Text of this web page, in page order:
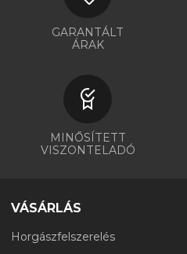
GARANTÁLT
ÁRAK
MINŐSÍTETT
VISZONTELADÓ
VÁSÁRLÁS
Horgászfelszerelés